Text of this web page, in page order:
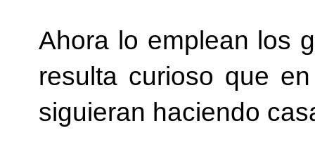
Ahora lo emplean los
resulta curioso que
siguieran haciendo